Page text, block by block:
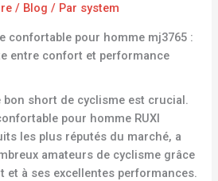
/ Blog / Par system
confortable pour homme mj3765 :
entre confort et performance
bon short de cyclisme est crucial.
pour homme RUXI
les plus réputés du marché, a
amateurs de cyclisme grâce
et à ses excellentes performances.